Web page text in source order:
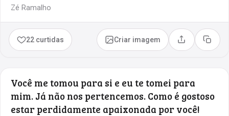
Zé Ramalho
22 curtidas Criar imagem Compartilhar
Copiar
Você me tomou para si e eu te tomei para
mim. Já não nos pertencemos. Como é gostoso
estar perdidamente apaixonada por você!